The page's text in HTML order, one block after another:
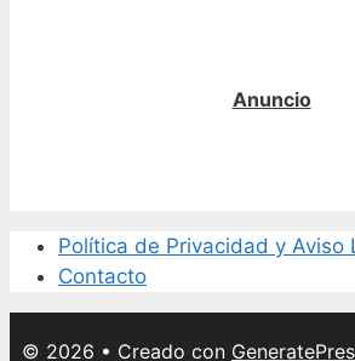
Política de Privacidad y Aviso
Contacto
© 2026 • Creado con